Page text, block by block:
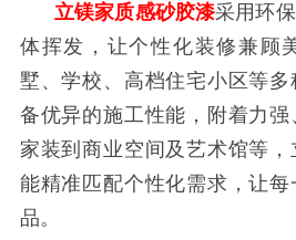
立镁家质感砂胶漆采用环
体挥发，让个性化装修兼顾
墅、学校、高档住宅小区等
备优异的施工性能，附着力
家装到商业空间及艺术馆等
能精准匹配个性化需求，让
品。